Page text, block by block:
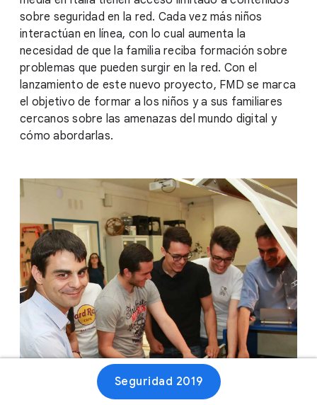
sobre seguridad en la red. Cada vez más niños
interactúan en línea, con lo cual aumenta la
necesidad de que la familia reciba formación sobre
problemas que pueden surgir en la red. Con el
lanzamiento de este nuevo proyecto, FMD se marca
el objetivo de formar a los niños y a sus familiares
cercanos sobre las amenazas del mundo digital y
cómo abordarlas.
Seguridad 2019